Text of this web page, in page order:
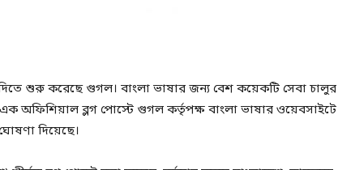
শুরু করেছে গুগল। বাংলা ভাষার জন্য বেশ কয়েকটি সেবা চালুর
অফিশিয়াল ব্লগ পোস্টে গুগল কর্তৃপক্ষ বাংলা ভাষার ওয়েবসাইটে
দিয়েছে।